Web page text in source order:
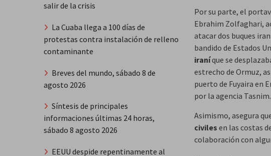
Por su parte, el
Ebrahim Zolfaghari,
atacar dos buques
bandido de Estados
iraníque se
estrecho de Ormuz,
puerto de Fuyaira en
por la agencia Tasnim.
Asimismo, asegura
civiles en las costas
colaboración con
salir de la crisis
La Cuaba llega a 100 días de
protestas contra instalación de relleno
contaminante
Breves del mundo, sábado 8 de
agosto 2026
Síntesis de principales
informaciones últimas 24 horas,
sábado 8 agosto 2026
EEUU despide repentinamente al